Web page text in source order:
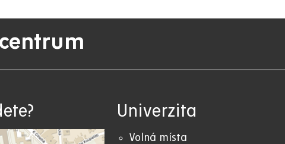
Univerzita
Volná místa